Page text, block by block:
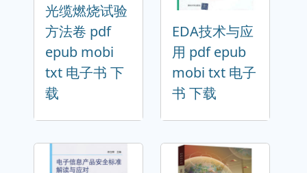
光缆燃烧试验
方法卷 pdf
epub mobi
txt 电子书 下
载
EDA技术与应
用 pdf epub
mobi txt 电子
书 下载